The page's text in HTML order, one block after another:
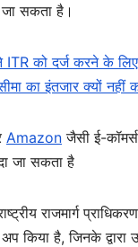
सकता है।
ITR को दर्ज करने के
का इंतजार क्यों नहीं
Amazon जैसी ई-
जा सकता है
राजमार्ग
किया है, जिनके द्वारा